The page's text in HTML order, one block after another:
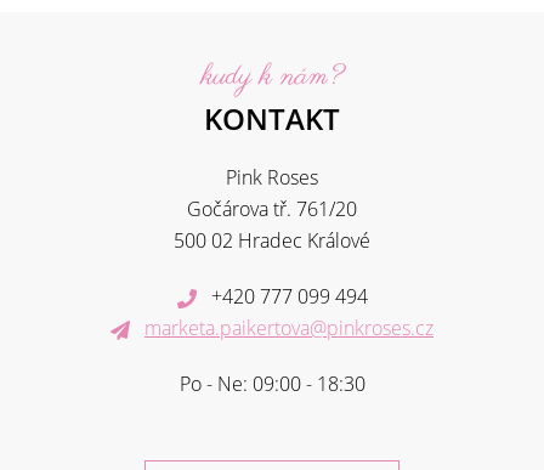
kudy k nám?
KONTAKT
Pink Roses
Gočárova tř. 761/20
500 02 Hradec Králové
+420 777 099 494
marketa.paikertova@pinkroses.cz
Po - Ne: 09:00 - 18:30